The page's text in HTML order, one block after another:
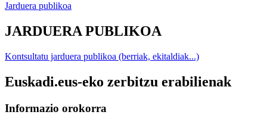
Jarduera publikoa
JARDUERA PUBLIKOA
Kontsultatu jarduera publikoa (berriak, ekitaldiak...)
Euskadi.eus-eko zerbitzu erabilienak
Informazio orokorra